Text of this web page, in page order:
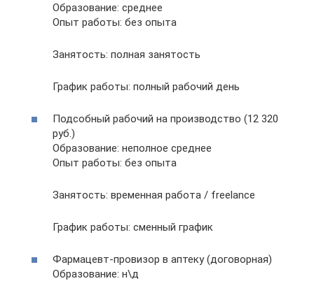
Образование: среднее
Опыт работы: без опыта
Занятость: полная занятость
График работы: полный рабочий день
Подсобный рабочий на производство (12 320
руб.)
Образование: неполное среднее
Опыт работы: без опыта
Занятость: временная работа / freelance
График работы: сменный график
Фармацевт-провизор в аптеку (договорная)
Образование: н\д